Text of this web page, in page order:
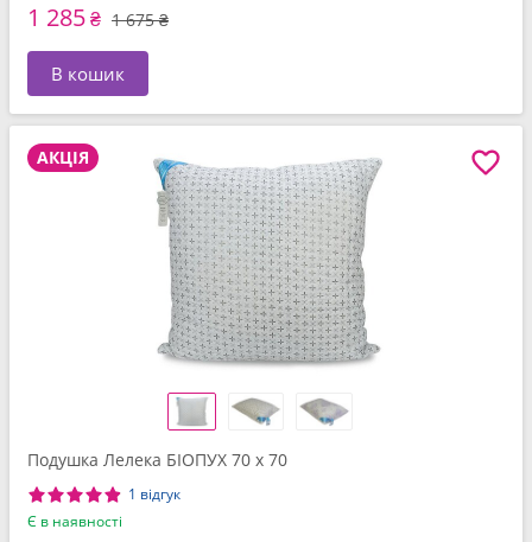
1 285₴ 1 675 ₴
В кошик
АКЦІЯ
Подушка Лелека БІОПУХ 70 x 70
1 відгук
Є в наявності